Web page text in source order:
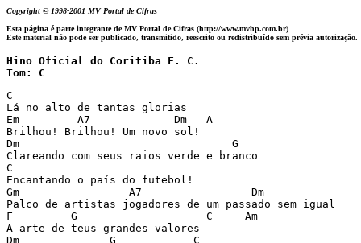
Copyright © 1998-2001 MV Portal de Cifras
Esta página é parte integrante de MV Portal de Cifras (http://www.mvhp.com.br)
Este material não pode ser publicado, transmitido, reescrito ou redistribuído sem prévia autorização.
Hino Oficial do Coritiba F. C.
Tom: C
C
Lá no alto de tantas glorias
Em         A7             Dm   A
Brilhou! Brilhou! Um novo sol!
Dm                                 G
Clareando com seus raios verde e branco
C
Encantando o país do futebol!
Gm                 A7                 Dm
Palco de artistas jogadores de um passado sem igual
F         G                    C     Am
A arte de teus grandes valores
Dm              G            C